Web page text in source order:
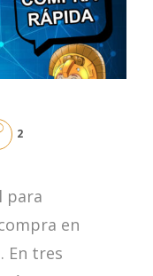
2
para
en
En tres